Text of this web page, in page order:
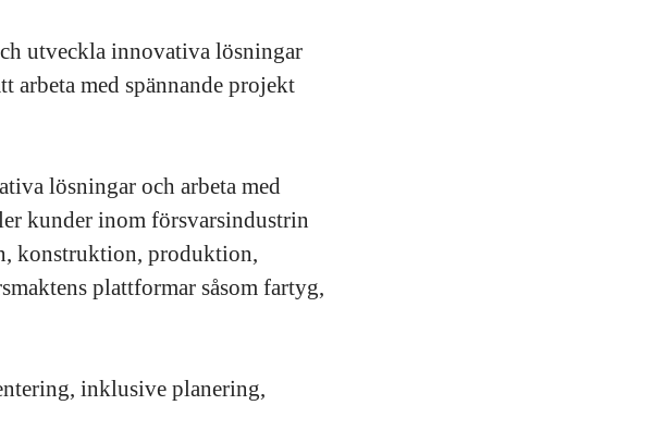
utveckla innovativa lösningar
med spännande projekt
lösningar och arbeta med
kunder inom försvarsindustrin
konstruktion, produktion,
plattformar såsom fartyg,
inklusive planering,